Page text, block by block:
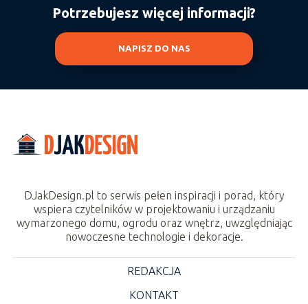
Potrzebujesz więcej informacji?
NAPISZ DO NAS
DJakDesign.pl to serwis pełen inspiracji i porad, który
wspiera czytelników w projektowaniu i urządzaniu
wymarzonego domu, ogrodu oraz wnętrz, uwzględniając
nowoczesne technologie i dekoracje.
REDAKCJA
KONTAKT